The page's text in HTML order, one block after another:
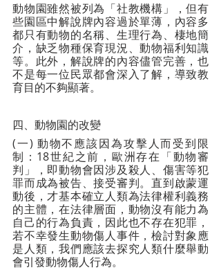
動物園雖然被列為「社教機構」，但有
些園區中解說牌內容過於單薄，內容多
都只有動物的名稱、生理行為、棲地簡
介，缺乏物種保育現況、動物福利知識
等。此外，解說牌的內容儘管完善，也
不是每一位民眾都會深入了解，導致教
育目的不夠顯著。
四、動物園的改變
(一) 動物不應該因為攻擊人而受到限
制：18世紀之前，歐洲存在「動物審
判」，即動物會因涉及殺人、傷害等犯
罪而成為被告、接受審判。直到啟蒙運
動後，才基本確立人類為法律權利義務
的主體，在法律層面，動物沒有能力為
自己的行為負責，因此也不存在犯罪，
若不幸發生動物傷人事件，檢討對象應
是人類，我們應該去探究人類什麼舉動
會引發動物傷人行為。